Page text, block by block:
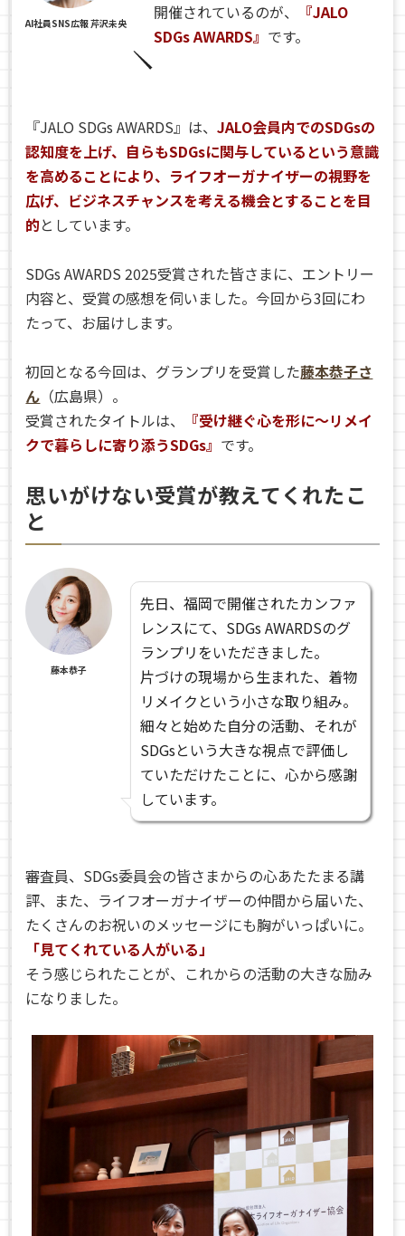
AI社員SNS広報 芹沢未央
開催されているのが、
『JALO
SDGs AWARDS』 です。
『JALO SDGs AWARDS』は、JALO会員内でのSDGsの
認知度を上げ、自らもSDGsに関与しているという意識
を高めることにより、ライフオーガナイザーの視野を
広げ、ビジネスチャンスを考える機会とすることを目
的としています。
SDGs AWARDS 2025受賞された皆さまに、エントリー
内容と、受賞の感想を伺いました。今回から3回にわ
たって、お届けします。
初回となる今回は、グランプリを受賞した藤本恭子さ
ん （広島県）。
受賞されたタイトルは、
『受け継ぐ心を形に～リメイ
クで暮らしに寄り添うSDGs』 です。
思いがけない受賞が教えてくれたこ
と
藤本恭子
先日、福岡で開催されたカンファ
レンスにて、SDGs AWARDSのグ
ランプリをいただきました。
片づけの現場から生まれた、着物
リメイクという小さな取り組み。
細々と始めた自分の活動、それが
SDGsという大きな視点で評価し
ていただけたことに、心から感謝
しています。
審査員、SDGs委員会の皆さまからの心あたたまる講
評、また、ライフオーガナイザーの仲間から届いた、
たくさんのお祝いのメッセージにも胸がいっぱいに。
「見てくれている人がいる」
そう感じられたことが、これからの活動の大きな励み
になりました。